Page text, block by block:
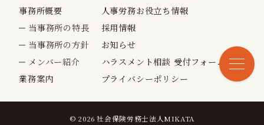
事務所概要
当事務所の特長
当事務所の方針
メンバー紹介
業務案内
人事労務お役立ち情報
採用情報
お知らせ
ハラスメント相談 受付フォーム
プライバシーポリシー
© 2026社会保険労務士法人MIKATA